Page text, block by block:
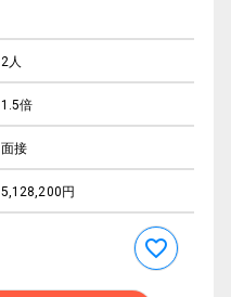
2人
1.5倍
面接
5,128,200円